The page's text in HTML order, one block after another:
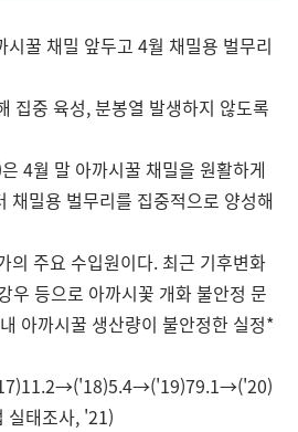
꿀 채밀 앞두고 4월 채밀용 벌무리
집중 육성, 분봉열 발생하지 않도록
4월 말 아까시꿀 채밀을 원활하게
채밀용 벌무리를 집중적으로 양성해
의 주요 수입원이다. 최근 기후변화
우 등으로 아까시꽃 개화 불안정 문
아까시꿀 생산량이 불안정한 실정*
태조사, '21)